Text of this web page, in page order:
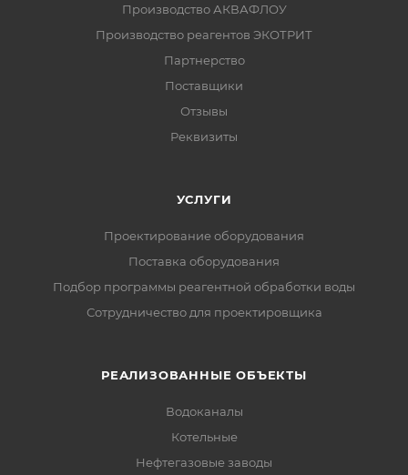
Производство АКВАФЛОУ
Производство реагентов ЭКОТРИТ
Партнерство
Поставщики
Отзывы
Реквизиты
УСЛУГИ
Проектирование оборудования
Поставка оборудования
Подбор программы реагентной обработки воды
Сотрудничество для проектировщика
РЕАЛИЗОВАННЫЕ ОБЪЕКТЫ
Водоканалы
Котельные
Нефтегазовые заводы